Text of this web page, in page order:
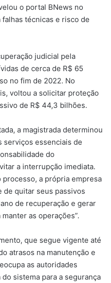
o portal BNews no
técnicas e risco de
judicial pela
de cerca de R$ 65
no fim de 2022. No
voltou a solicitar proteção
de R$ 44,3 bilhões.
a magistrada determinou
serviços essenciais de
do
a interrupção imediata.
processo, a própria empresa
de quitar seus passivos
de recuperação e gerar
as operações”.
que segue vigente até
atrasos na manutenção e
as autoridades
sistema para a segurança